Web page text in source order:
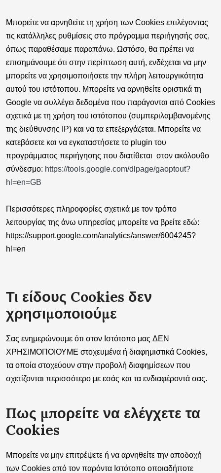
Μπορείτε να αρνηθείτε τη χρήση των Cookies επιλέγοντας
τις κατάλληλες ρυθμίσεις στο πρόγραμμα περιήγησής σας,
όπως παραθέσαμε παραπάνω. Ωστόσο, θα πρέπει να
επισημάνουμε ότι στην περίπτωση αυτή, ενδέχεται να μην
μπορείτε να χρησιμοποιήσετε την πλήρη λειτουργικότητα
αυτού του ιστότοπου. Μπορείτε να αρνηθείτε οριστικά τη
Google να συλλέγει δεδομένα που παράγονται από Cookies
σχετικά με τη χρήση του ιστότοπου (συμπεριλαμβανομένης
της διεύθυνσης IP) και να τα επεξεργάζεται. Μπορείτε να
κατεβάσετε και να εγκαταστήσετε το plugin του
προγράμματος περιήγησης που διατίθεται στον ακόλουθο
σύνδεσμο: https://tools.google.com/dlpage/gaoptout?
hl=en=GB
Περισσότερες πληροφορίες σχετικά με τον τρόπο
λειτουργίας της άνω υπηρεσίας μπορείτε να βρείτε εδώ:
https://support.google.com/analytics/answer/6004245?
hl=en
Τι είδους Cookies δεν
χρησιμοποιούμε
Σας ενημερώνουμε ότι στον Ιστότοπο μας ΔΕΝ
ΧΡΗΣΙΜΟΠΟΙΟΥΜΕ στοχευμένα ή διαφημιστικά Cookies,
τα οποία στοχεύουν στην προβολή διαφημίσεων που
σχετίζονται περισσότερο με εσάς και τα ενδιαφέροντά σας.
Πως μπορείτε να ελέγχετε τα
Cookies
Μπορείτε να μην επιτρέψετε ή να αρνηθείτε την αποδοχή
των Cookies από τον παρόντα Ιστότοπο οποιαδήποτε